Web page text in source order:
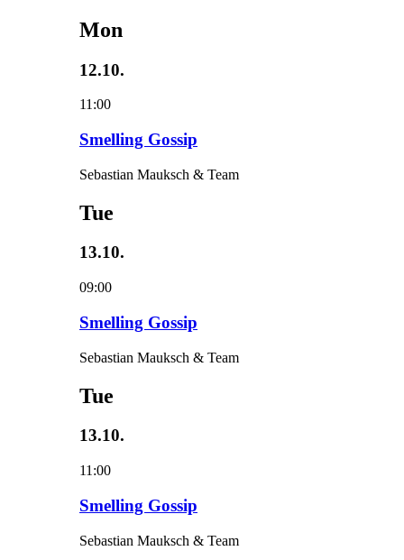
Mon
12.10.
11:00
Smelling Gossip
Sebastian Mauksch & Team
Tue
13.10.
09:00
Smelling Gossip
Sebastian Mauksch & Team
Tue
13.10.
11:00
Smelling Gossip
Sebastian Mauksch & Team